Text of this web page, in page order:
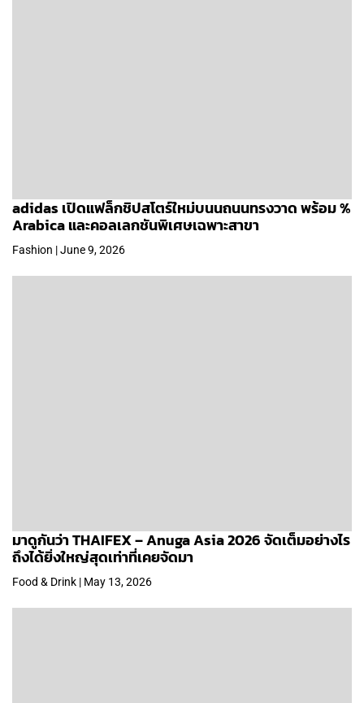
adidas เปิดแฟล็กชิปสโตร์ใหม่บนนถนนทรงวาด พร้อม %
Arabica และคอลเลกชันพิเศษเฉพาะสาขา
Fashion | June 9, 2026
มาดูกันว่า THAIFEX – Anuga Asia 2026 จัดเต็มอย่างไร
ถึงได้ยิ่งใหญ่สุดเท่าที่เคยจัดมา
Food & Drink | May 13, 2026